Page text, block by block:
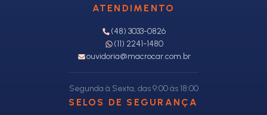
ATENDIMENTO
(48) 3033-0826
(11) 2241-1480
ouvidoria@macrocar.com.br
Segunda à Sexta, das 9:00 às 18:00
SELOS DE SEGURANÇA